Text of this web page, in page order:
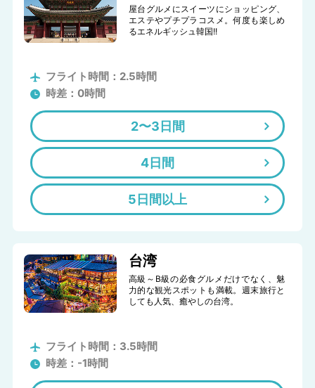
屋台グルメにスイーツにショッピング、
エステやプチプラコスメ。何度も楽しめ
るエネルギッシュ韓国!!
フライト時間：2.5時間
時差：0時間
2〜3日間
4日間
5日間以上
台湾
高級～B級の必食グルメだけでなく、魅
力的な観光スポットも満載。週末旅行と
しても人気、癒やしの台湾。
フライト時間：3.5時間
時差：-1時間